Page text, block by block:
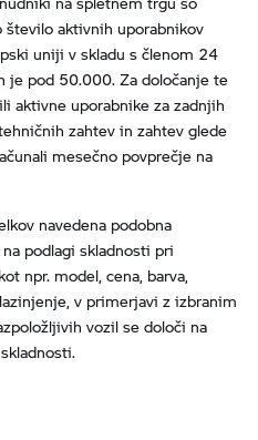
aktivnih uporabnikov
uniji v skladu s členom 24
je pod 50.000. Za določanje te
aktivne uporabnike za zadnjih
zahtev in zahtev glede
mesečno povprečje na
navedena podobna
podlagi skladnosti pri
npr. model, cena, barva,
v primerjavi z izbranim
vozil se določi na